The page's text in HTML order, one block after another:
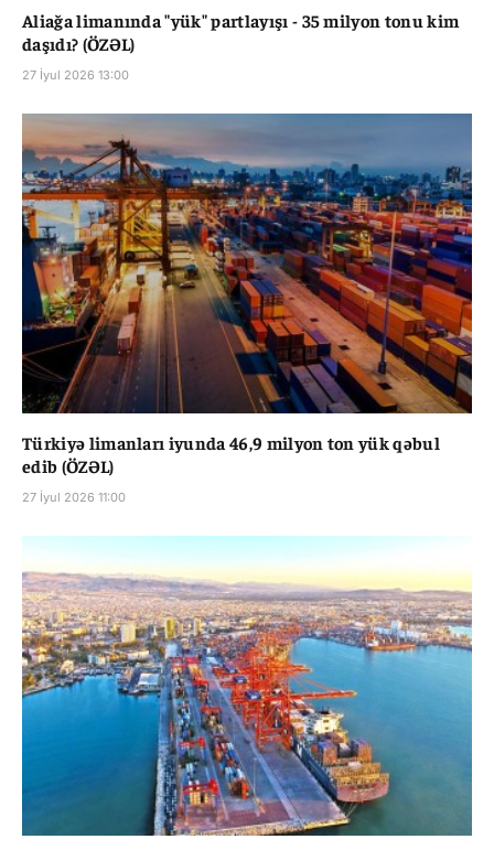
Aliağa limanında "yük" partlayışı - 35 milyon tonu kim
daşıdı? (ÖZƏL)
27 İyul 2026 13:00
Türkiyə limanları iyunda 46,9 milyon ton yük qəbul
edib (ÖZƏL)
27 İyul 2026 11:00